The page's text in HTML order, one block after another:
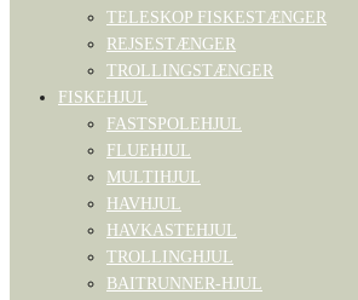
TELESKOP FISKESTÆNGER
REJSESTÆNGER
TROLLINGSTÆNGER
FISKEHJUL
FASTSPOLEHJUL
FLUEHJUL
MULTIHJUL
HAVHJUL
HAVKASTEHJUL
TROLLINGHJUL
BAITRUNNER-HJUL